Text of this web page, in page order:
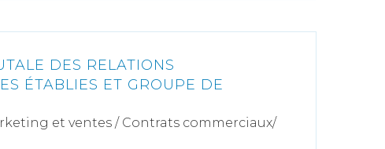
DES RELATIONS
ÉTABLIES ET GROUPE DE
et ventes / Contrats commerciaux/